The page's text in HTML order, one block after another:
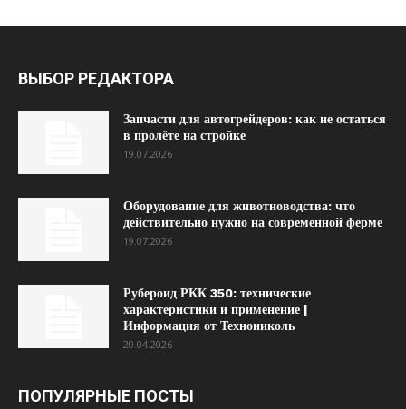
ВЫБОР РЕДАКТОРА
Запчасти для автогрейдеров: как не остаться
в пролёте на стройке
19.07.2026
Оборудование для животноводства: что
действительно нужно на современной ферме
19.07.2026
Рубероид РКК 350: технические
характеристики и применение |
Информация от Технониколь
20.04.2026
ПОПУЛЯРНЫЕ ПОСТЫ